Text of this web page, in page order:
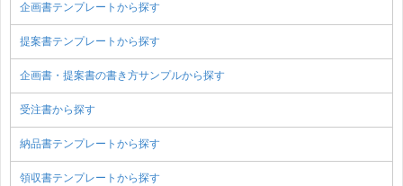
企画書テンプレートから探す
提案書テンプレートから探す
企画書・提案書の書き方サンプルから探す
受注書から探す
納品書テンプレートから探す
領収書テンプレートから探す